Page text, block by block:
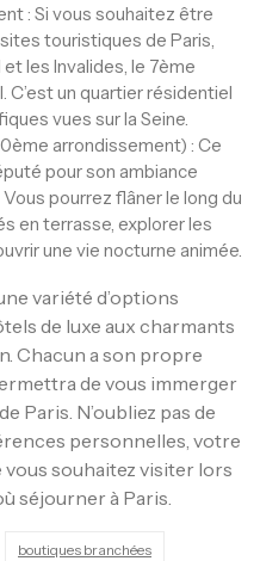
: Si vous souhaitez être
touristiques de Paris,
les Invalides, le 7ème
un quartier résidentiel
vues sur la Seine.
arrondissement) : Ce
pour son ambiance
pourrez flâner le long du
en terrasse, explorer les
une vie nocturne animée.
variété d’options
de luxe aux charmants
Chacun a son propre
de vous immerger
Paris. N’oubliez pas de
personnelles, votre
souhaitez visiter lors
séjourner à Paris.
boutiques branchées